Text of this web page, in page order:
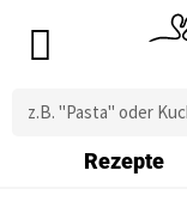
Main
Suche
Rezepte